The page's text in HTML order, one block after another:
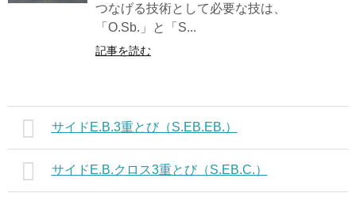
つなげる技術として必要な技は、
「O.Sb.」と「S...
記事を読む
サイドE.B.3重とび（S.EB.EB.）
サイドE.B.クロス3重とび（S.EB.C.）